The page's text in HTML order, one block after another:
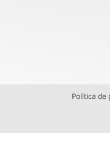
Política de